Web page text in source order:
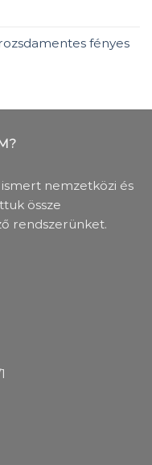
fényes
nemzetközi és
össze
rendszerünket.